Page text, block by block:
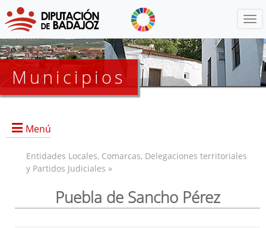
Municipios
Menú
Entidades Locales, Comarcas, Delegaciones territoriales
y Partidos Judiciales »
Puebla de Sancho Pérez